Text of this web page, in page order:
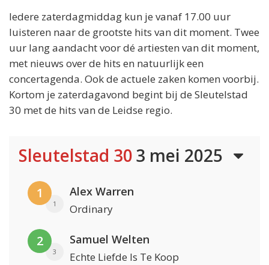
Iedere zaterdagmiddag kun je vanaf 17.00 uur
luisteren naar de grootste hits van dit moment. Twee
uur lang aandacht voor dé artiesten van dit moment,
met nieuws over de hits en natuurlijk een
concertagenda. Ook de actuele zaken komen voorbij.
Kortom je zaterdagavond begint bij de Sleutelstad
30 met de hits van de Leidse regio.
Sleutelstad 303 mei 2025
1
1
Alex Warren
Ordinary
2
3
Samuel Welten
Echte Liefde Is Te Koop